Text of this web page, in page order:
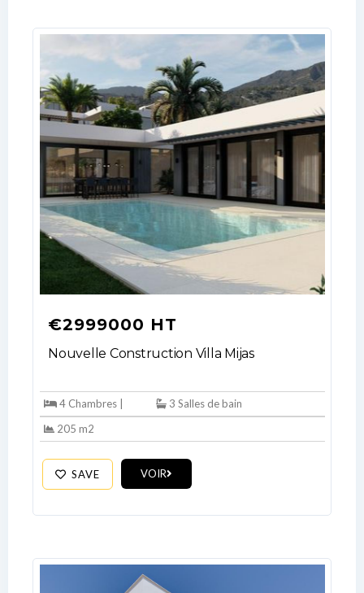
€2999000 HT
Nouvelle Construction Villa Mijas
4 Chambres |
3 Salles de bain
205 m2
SAVE VOIR